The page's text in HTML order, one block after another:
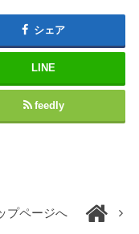
シェア
LINE
feedly
プページへ